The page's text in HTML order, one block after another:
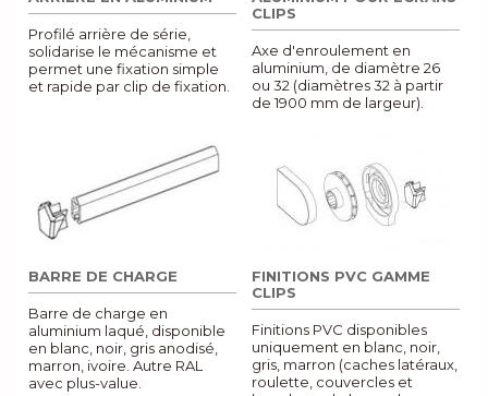
Profilé arrière de série,
solidarise le mécanisme et
permet une fixation simple
et rapide par clip de fixation.
CLIPS
Axe d'enroulement en
aluminium, de diamètre 26
ou 32 (diamètres 32 à partir
de 1900 mm de largeur).
BARRE DE CHARGE
Barre de charge en
aluminium laqué, disponible
en blanc, noir, gris anodisé,
marron, ivoire. Autre RAL
avec plus-value.
FINITIONS PVC GAMME
CLIPS
Finitions PVC disponibles
uniquement en blanc, noir,
gris, marron (caches latéraux,
roulette, couvercles et